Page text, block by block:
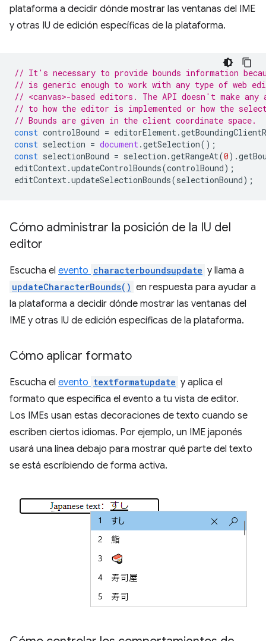
plataforma a decidir dónde mostrar las ventanas del IME
y otras IU de edición específicas de la plataforma.
// It's necessary to provide bounds information
// is generic enough to work with any type of web
// <canvas>-based editors. The API doesn't make any
// to how the editor is implemented or how the
// Bounds are given in the client coordinate space.
const controlBound = editorElement.
const selection = document.getSelection();
const selectionBound = selection .getRangeAt(0).
editContext.updateControlBounds(controlBound);
editContext.updateSelectionBounds(selectionBound);
Cómo administrar la posición de la IU del
editor
Escucha el evento characterboundsupdate y llama a
updateCharacterBounds() en respuesta para ayudar a
la plataforma a decidir dónde mostrar las ventanas del
IME y otras IU de edición específicas de la plataforma.
Cómo aplicar formato
Escucha el evento textformatupdate y aplica el
formato que especifica el evento a tu vista de editor.
Los IMEs usan estas decoraciones de texto cuando se
escriben ciertos idiomas. Por ejemplo, un IME japonés
usará una línea debajo para mostrar qué parte del texto
se está escribiendo de forma activa.